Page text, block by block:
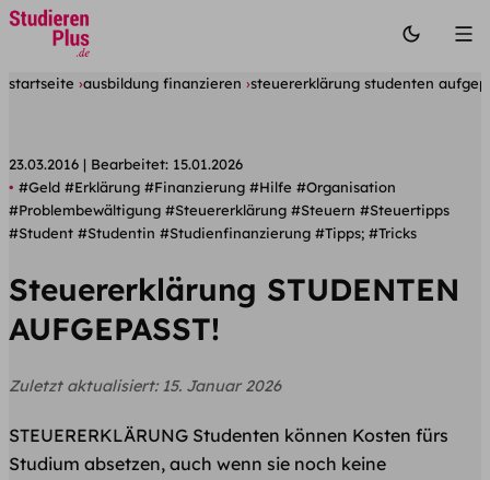
startseite ausbildung finanzieren steuererklärung studenten
23.03.2016 Bearbeitet: 15.01.2026
#Geld #Erklärung #Finanzierung #Hilfe #Organisation
#Problembewältigung #Steuererklärung #Steuern #Steuertipps
#Student #Studentin #Studienfinanzierung #Tipps; #Tricks
Steuererklärung STUDENTEN
AUFGEPASST!
Zuletzt aktualisiert: 15. Januar 2026
STEUERERKLÄRUNG Studenten können Kosten fürs
Studium absetzen, auch wenn sie noch keine